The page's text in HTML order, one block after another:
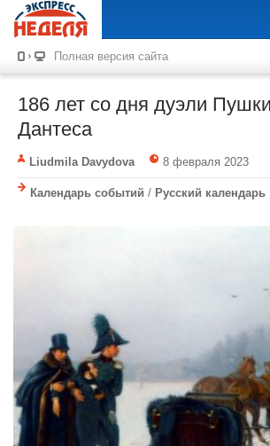
Полная версия сайта
186 лет со дня дуэли
Дантеса
Liudmila Davydova 8 февраля 2023
Календарь событий / Русский календарь